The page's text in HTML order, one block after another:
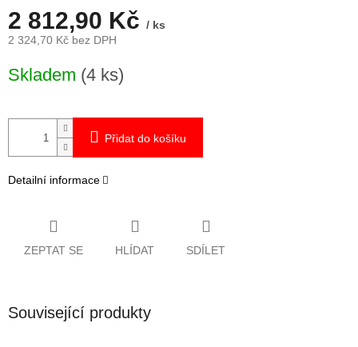
2 812,90 Kč / ks
2 324,70 Kč bez DPH
cena:
Skladem (4 ks)
Přidat do košíku
Detailní informace
ZEPTAT SE HLÍDAT SDÍLET
Související produkty